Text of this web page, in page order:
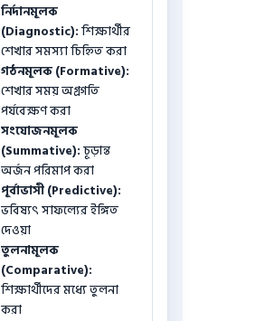
নির্দানমূলক
(Diagnostic):শিক্ষার্থীর
শেখার সমস্যা চিহ্নিত করা
গঠনমূলক (Formative):
শেখার সময় অগ্রগতি
পর্যবেক্ষণ করা
সংযোজনমূলক
(Summative):চূড়ান্ত
অর্জন পরিমাপ করা
পূর্বাভাসী (Predictive):
ভবিষ্যৎ সাফল্যের ইঙ্গিত
দেওয়া
তুলনামূলক
(Comparative):
শিক্ষার্থীদের মধ্যে তুলনা
করা